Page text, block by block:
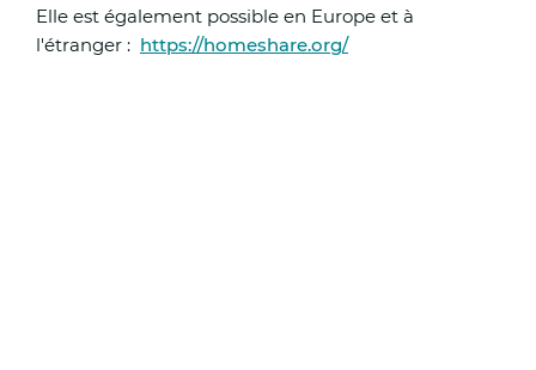
Mesures demandées aux maires :
Elle est également possible en Europe et à
l'étranger : https://homeshare.org/